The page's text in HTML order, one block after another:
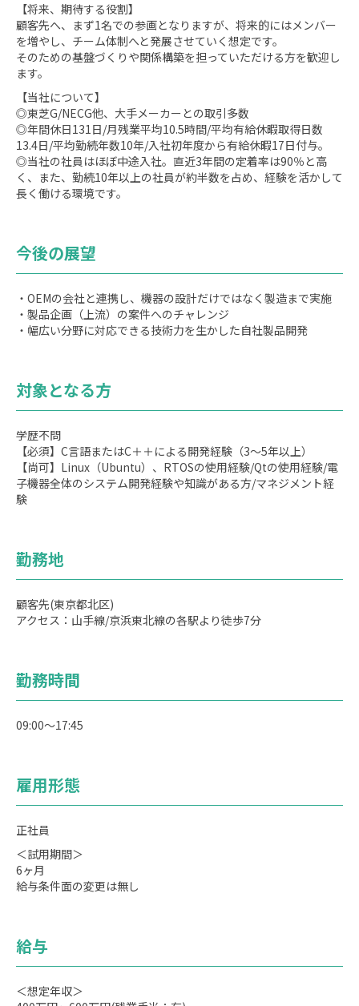
【将来、期待する役割】
顧客先へ、まず1名での参画となりますが、将来的にはメンバー
を増やし、チーム体制へと発展させていく想定です。
そのための基盤づくりや関係構築を担っていただける方を歓迎し
ます。
【当社について】
◎東芝G/NECG他、大手メーカーとの取引多数
◎年間休日131日/月残業平均10.5時間/平均有給休暇取得日数
13.4日/平均勤続年数10年/入社初年度から有給休暇17日付与。
◎当社の社員はほぼ中途入社。直近3年間の定着率は90％と高
く、また、勤続10年以上の社員が約半数を占め、経験を活かして
長く働ける環境です。
今後の展望
・OEMの会社と連携し、機器の設計だけではなく製造まで実施
・製品企画（上流）の案件へのチャレンジ
・幅広い分野に対応できる技術力を生かした自社製品開発
対象となる方
学歴不問
【必須】C言語またはC＋＋による開発経験（3～5年以上）
【尚可】Linux（Ubuntu）、RTOSの使用経験/Qtの使用経験/電
子機器全体のシステム開発経験や知識がある方/マネジメント経
験
勤務地
顧客先(東京都北区)
アクセス：山手線/京浜東北線の各駅より徒歩7分
勤務時間
09:00～17:45
雇用形態
正社員
＜試用期間＞
6ヶ月
給与条件面の変更は無し
給与
＜想定年収＞